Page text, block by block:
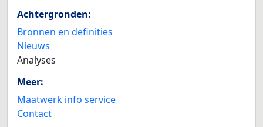
Achtergronden:
Bronnen en definities
Nieuws
Analyses
Meer:
Maatwerk info service
Contact